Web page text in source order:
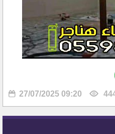
27/07/2025 09:20